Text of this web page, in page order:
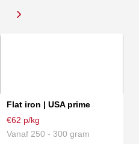
Flat iron | USA prime
€62 p/kg
Vanaf 250 - 300 gram
variaties.
Deze
optie